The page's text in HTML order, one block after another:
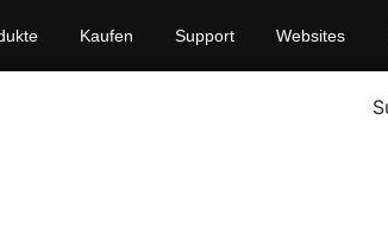
Kaufen Support Websites